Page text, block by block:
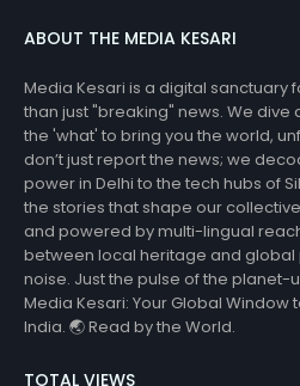
ABOUT THE MEDIA KESARI
Media Kesari is a digital sanctuary
than just "breaking" news. We
the 'what' to bring you the world,
don’t just report the news; we
power in Delhi to the tech hubs of
the stories that shape our
and powered by multi-lingual
between local heritage and global
noise. Just the pulse of the planet-
Media Kesari: Your Global Window
India. 🌏 Read by the World.
TOTAL VIEWS